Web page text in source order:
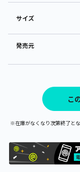
サイズ
発売元
こ
※在庫がなくなり次第終了と